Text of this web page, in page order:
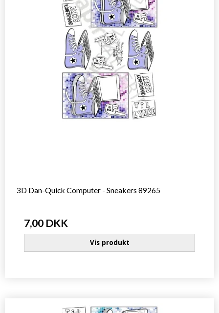
3D Dan-Quick Computer - Sneakers 89265
7,00 DKK
Vis produkt